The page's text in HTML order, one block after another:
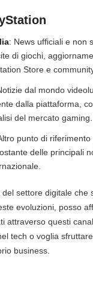
: News ufficiali e non
di giochi,
Store e
dal mondo
dalla piattaforma,
del mercato gaming.
punto di riferimento
delle principali
settore digitale che
evoluzioni, posso
attraverso questi
tech o voglia
business.